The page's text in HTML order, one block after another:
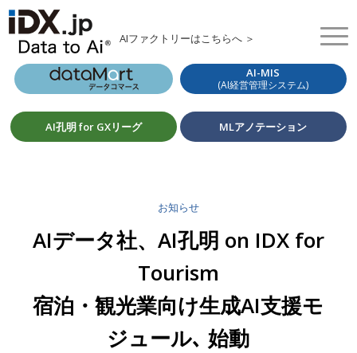
AIファクトリーはこちらへ ＞
AI-MIS
(AI経営管理システム)
AI孔明 for GXリーグ MLアノテーション
お知らせ
AIデータ社、AI孔明 on IDX for
Tourism
宿泊・観光業向け生成AI支援モ
ジュール､ 始動